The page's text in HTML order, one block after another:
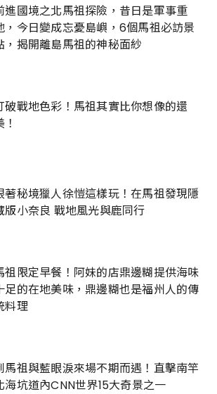
進國境之北馬祖探險，昔日是軍事重
，今日變成忘憂島嶼，6個馬祖必訪景
，揭開離島馬祖的神秘面紗
破戰地色彩！馬祖其實比你想像的還
！
著秘境獵人徐愷這樣玩！在馬祖發現隱
版小奈良 戰地風光與鹿同行
祖限定早餐！阿妹的店鼎邊糊提供海味
足的在地美味，鼎邊糊也是福州人的傳
料理
馬祖與藍眼淚來場不期而遇！直擊南竿
海坑道內CNN世界15大奇景之一